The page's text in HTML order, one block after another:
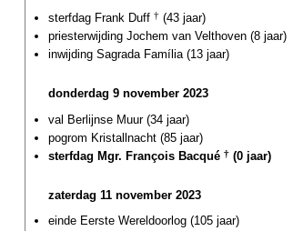
sterfdag Frank Duff † (43 jaar)
priesterwijding Jochem van Velthoven (8 jaar)
inwijding Sagrada Família (13 jaar)
donderdag 9 november 2023
val Berlijnse Muur (34 jaar)
pogrom Kristallnacht (85 jaar)
sterfdag Mgr. François Bacqué † (0 jaar)
zaterdag 11 november 2023
einde Eerste Wereldoorlog (105 jaar)